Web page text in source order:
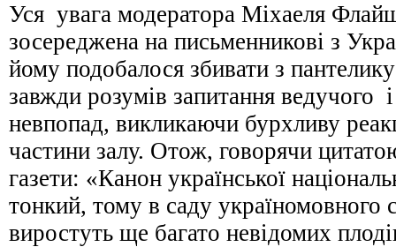
Уся увага модератора Міхаеля
зосереджена на письменникові з
йому подобалося збивати з
завжди розумів запитання ведучого
невпопад, викликаючи бурхливу
частини залу. Отож, говорячи
газети: «Канон української
тонкий, тому в саду україномовного
виростуть ще багато невідомих